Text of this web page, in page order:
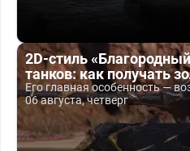
2D-стиль
танков: как получать
Его главная особенность —
06 августа, четверг